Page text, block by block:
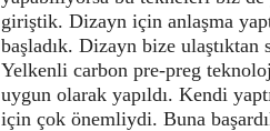
giriştik. Dizayn için anlaşma
başladık. Dizayn bize ulaştıktan
Yelkenli carbon pre-preg
uygun olarak yapıldı. Kendi
için çok önemliydi. Buna